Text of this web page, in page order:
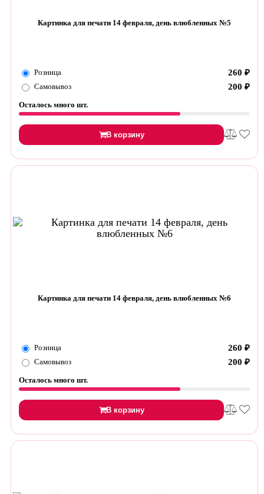
Картинка для печати 14 февраля, день влюбленных №5
Розница 260 ₽
Самовывоз 200 ₽
Осталось много шт.
В корзину
Картинка для печати 14 февраля, день влюбленных №6
Розница 260 ₽
Самовывоз 200 ₽
Осталось много шт.
В корзину